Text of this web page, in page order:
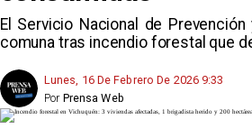
El Servicio Nacional de
comuna tras incendio forestal que
Lunes, 16 De Febrero De 2026 9:33
Prensa Web
Por